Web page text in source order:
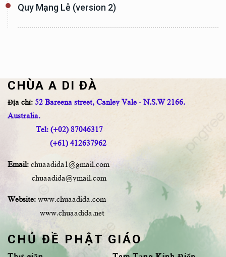
Quy Mạng Lễ (version 2)
CHÙA A DI ĐÀ
Địa chỉ: 52 Bareena street, Canley Vale - N.S.W 2166.
Australia.
Tel: (+02) 87046317
(+61) 412637962
Email: chuaadida1@gmail.com
chuaadida@ymail.com
Website: www.chuaadida.com
www.chuaadida.net
CHỦ ĐỀ PHẬT GIÁO